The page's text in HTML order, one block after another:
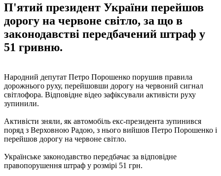
П'ятий президент України перейшов
дорогу на червоне світло, за що в
законодавстві передбачений штраф у
51 гривню.
Народний депутат Петро Порошенко порушив правила
дорожнього руху, перейшовши дорогу на червоний сигнал
світлофора. Відповідне відео зафіксували активісти руху
зупинили.
Активісти зняли, як автомобіль екс-президента зупинився
поряд з Верховною Радою, з нього вийшов Петро Порошенко і
перейшов дорогу на червоне світло.
Українське законодавство передбачає за відповідне
правопорушення штраф у розмірі 51 грн.